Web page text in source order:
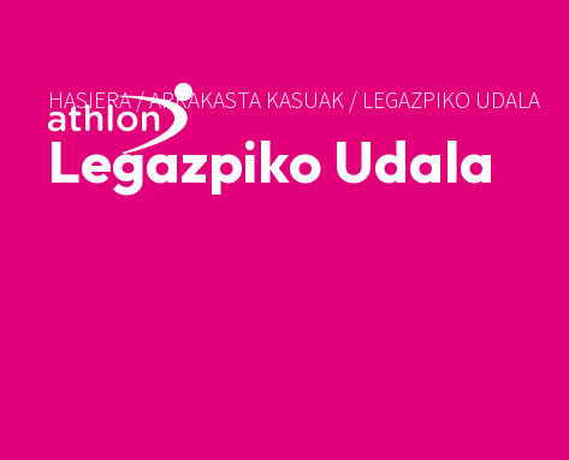
HASIERA/ARRAKASTA KASUAK/ LEGAZPIKO UDALA
Legazpiko Udala